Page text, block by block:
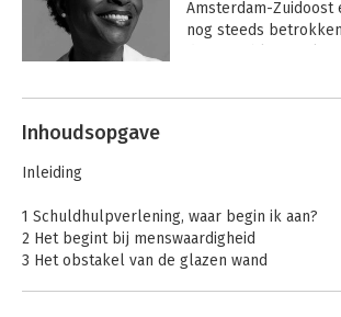
Amsterdam-Zuidoost
nog steeds
op
Inhoudsopgave
Inleiding
1 Schuldhulpverlening, waar begin ik aan?
2 Het begint bij menswaardigheid
3 Het obstakel van de glazen wand